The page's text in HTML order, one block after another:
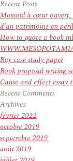
pour
:
Recent Posts
Mossoul à cœur
d’un patrimoine en péril
How to quote a book
Buy case study paper
Book proposal writing
Cause and effect essay
Recent Comments
Archives
février 2022
octobre 2019
septembre 2019
août 2019